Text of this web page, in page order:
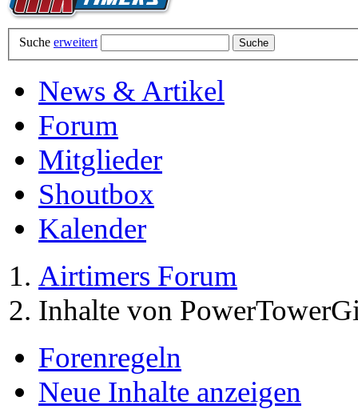
Suche erweitert
News & Artikel
Forum
Mitglieder
Shoutbox
Kalender
Airtimers Forum
Inhalte von
Forenregeln
Neue Inhalte anzeigen